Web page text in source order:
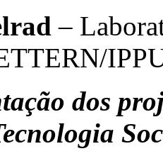
–
dos